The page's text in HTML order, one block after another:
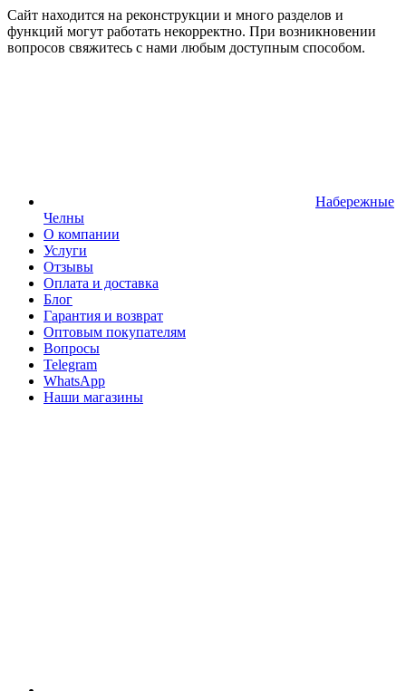
Сайт находится на реконструкции и много разделов и
функций могут работать некорректно. При возникновении
вопросов свяжитесь с нами любым доступным способом.
Набережные
Челны
О компании
Услуги
Отзывы
Оплата и доставка
Блог
Гарантия и возврат
Оптовым покупателям
Вопросы
Telegram
WhatsApp
Наши магазины